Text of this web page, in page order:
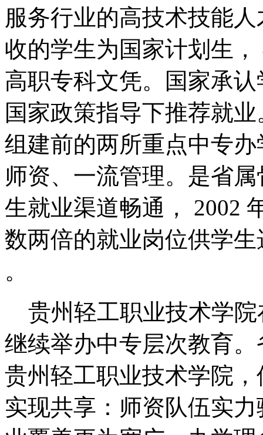
服务行业的高技术技能
收的学生为国家计划生
高职专科文凭。国家承
国家政策指导下推荐就
组建前的两所重点中专
师资、一流管理。是省
生就业渠道畅通， 2002
数两倍的就业岗位供学
。
贵州轻工职业技术学院
继续举办中专层次教育
贵州轻工职业技术学院
实现共享：师资队伍实